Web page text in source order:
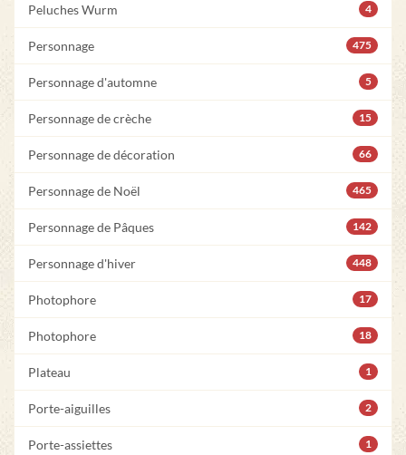
Peluches Wurm 4
Personnage 475
Personnage d'automne 5
Personnage de crèche 15
Personnage de décoration 66
Personnage de Noël 465
Personnage de Pâques 142
Personnage d'hiver 448
Photophore 17
Photophore 18
Plateau 1
Porte-aiguilles 2
Porte-assiettes 1